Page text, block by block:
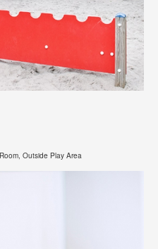
Outside Play Area